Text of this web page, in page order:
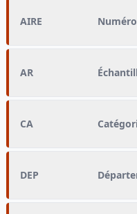
AIRE
AR
CA
DEP